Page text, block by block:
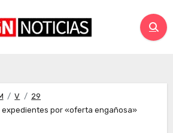
V
29
expedientes por «oferta engañosa»